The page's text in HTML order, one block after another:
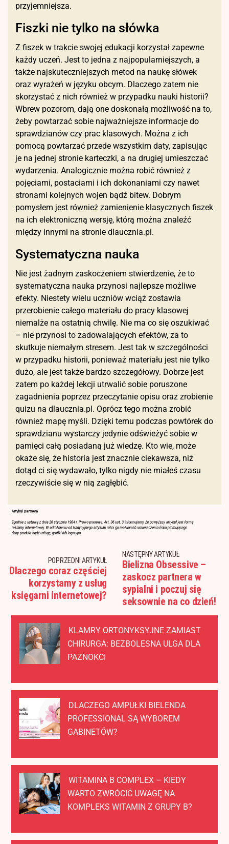
przyjemniejsza.
Fiszki nie tylko na słówka
Z fiszek w trakcie swojej edukacji korzystał zapewne
każdy uczeń. Jest to jedna z najpopularniejszych, a
także najskuteczniejszych metod na naukę słówek
oraz wyrażeń w języku obcym. Dlaczego zatem nie
skorzystać z nich również w przypadku nauki historii?
Wbrew pozorom, dają one doskonałą możliwość na to,
żeby powtarzać sobie najważniejsze informacje do
sprawdzianów czy prac klasowych. Można z ich
pomocą powtarzać przede wszystkim daty, zapisując
je na jednej stronie karteczki, a na drugiej umieszczać
wydarzenia. Analogicznie można robić również z
pojęciami, postaciami i ich dokonaniami czy nawet
stronami kolejnych wojen bądź bitew. Dobrym
pomysłem jest również zamienienie klasycznych fiszek
na ich elektroniczną wersję, którą można znaleźć
między innymi na stronie dlaucznia.pl.
Systematyczna nauka
Nie jest żadnym zaskoczeniem stwierdzenie, że to
systematyczna nauka przynosi najlepsze możliwe
efekty. Niestety wielu uczniów wciąż zostawia
przerobienie całego materiału do pracy klasowej
niemalże na ostatnią chwilę. Nie ma co się oszukiwać
– nie przynosi to zadowalających efektów, za to
skutkuje niemałym stresem. Jest tak w szczególności
w przypadku historii, ponieważ materiału jest nie tylko
dużo, ale jest także bardzo szczegółowy. Dobrze jest
zatem po każdej lekcji utrwalić sobie poruszone
zagadnienia poprzez przeczytanie opisu oraz zrobienie
quizu na dlaucznia.pl. Oprócz tego można zrobić
również mapę myśli. Dzięki temu podczas powtórek do
sprawdzianu wystarczy jedynie odświeżyć sobie w
pamięci całą posiadaną już wiedzę. Kto wie, może
okaże się, że historia jest znacznie ciekawsza, niż
dotąd ci się wydawało, tylko nigdy nie miałeś czasu
rzeczywiście się w nią zagłębić.
POPRZEDNI ARTYKUŁ
Dlaczego coraz częściej
korzystamy z usług
księgarni internetowej?
NASTĘPNY ARTYKUŁ
Bielizna Obsessive –
zaskocz partnera w
sypialni i poczuj się
seksownie na co dzień!
KLAMRY ORTONYKSYJNE ZAMIAST
CHIRURGA: BEZBOLESNA ULGA DLA
PAZNOKCI
DLACZEGO AMPUŁKI BIELENDA
PROFESSIONAL SĄ WYBOREM
GABINETÓW?
WITAMINA B COMPLEX – KIEDY
WARTO ZWRÓCIĆ UWAGĘ NA
KOMPLEKS WITAMIN Z GRUPY B?